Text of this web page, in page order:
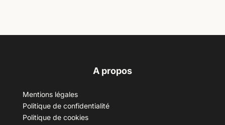
A propos
Mentions légales
Politique de confidentialité
Politique de cookies